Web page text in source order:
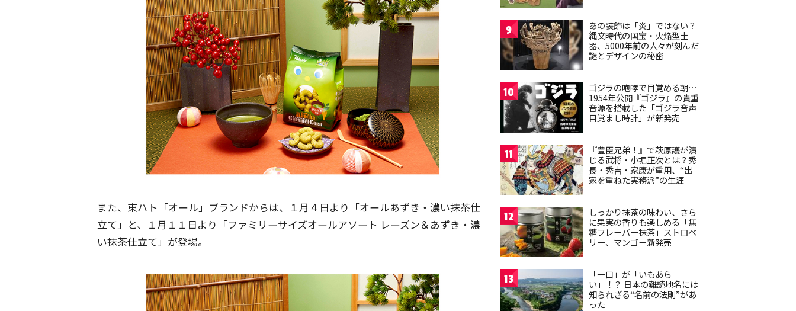
また、東ハト「オール」ブランドからは、１月４日より「オールあずき・濃い抹茶仕
立て」と、１月１１日より「ファミリーサイズオールアソート レーズン＆あずき・濃
い抹茶仕立て」が登場。
9
あの装飾は「炎」ではない？
縄文時代の国宝・火焔型土
器、5000年前の人々が刻んだ
謎とデザインの秘密
10
ゴジラの咆哮で目覚める朝…
1954年公開『ゴジラ』の貴重
音源を搭載した「ゴジラ音声
目覚まし時計」が新発売
11
『豊臣兄弟！』で萩原護が演
じる武将・小堀正次とは？秀
長・秀吉・家康が重用、“出
家を重ねた実務派”の生涯
12
しっかり抹茶の味わい、さら
に果実の香りも楽しめる「無
糖フレーバー抹茶」ストロベ
リー、マンゴー新発売
13
「一口」が「いもあら
い」！？ 日本の難読地名には
知られざる“名前の法則”があ
った